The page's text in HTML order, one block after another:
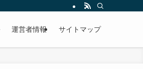
運営者情報 サイトマップ